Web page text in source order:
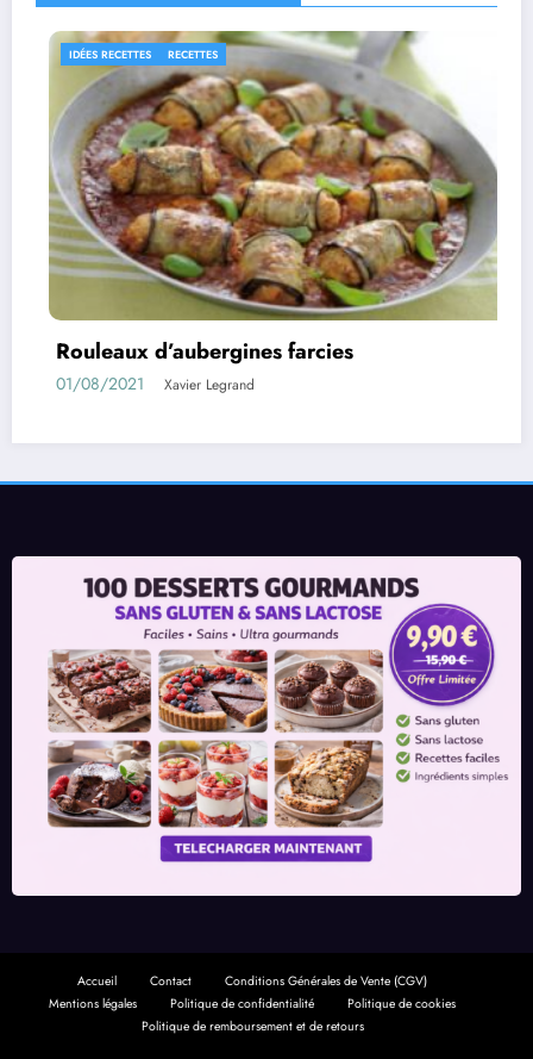
RECETTES
Confiture d’abricots sans sucre fait
11/05/2021
Accueil Contact
Conditions Générales de Vente (CGV)
Mentions légales
Politique de confidentialité
Politique de cookies
Politique de remboursement et de retours